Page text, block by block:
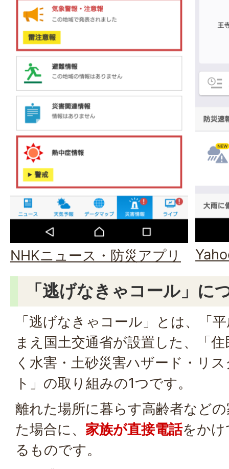
NHKニュース・防災アプリ
「逃げなきゃコール」に
「逃げなきゃコール」とは、「
まえ国土交通省が設置した、「
く水害・土砂災害ハザード・リ
ト」の取り組みの1つです。
離れた場所に暮らす高齢者など
た場合に、 家族が直接電話をかけ
るものです。